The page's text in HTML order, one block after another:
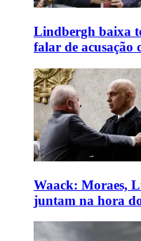
Lindbergh baixa
falar de acusação
Waack: Moraes,
juntam na hora